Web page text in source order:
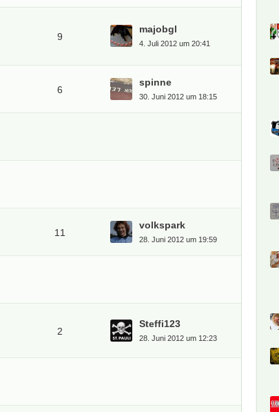
9
majobgl
4. Juli 2012 um 20:41
6
spinne
30. Juni 2012 um 18:15
11
volkspark
28. Juni 2012 um 19:59
2
Steffi123
28. Juni 2012 um 12:23